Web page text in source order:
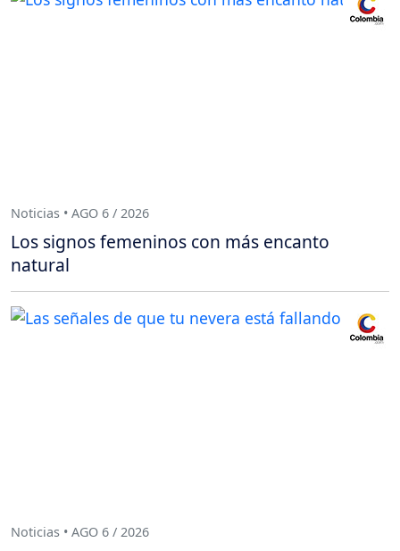
Noticias • AGO 6 / 2026
Los signos femeninos con más encanto
natural
Noticias • AGO 6 / 2026